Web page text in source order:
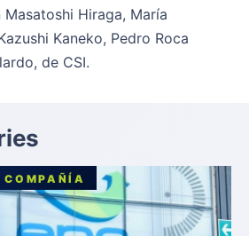
Hiraga, María
Kaneko, Pedro Roca
de CSI.